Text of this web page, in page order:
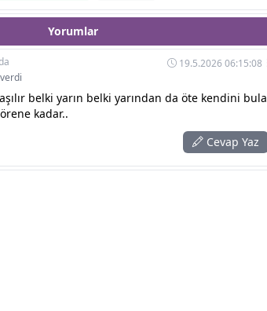
Yorumlar
19.5.2026 06:15:08
belki yarın belki yarından da öte kendini bula
kadar..
Cevap Yaz